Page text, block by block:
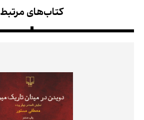
کتاب‌های مرتبط